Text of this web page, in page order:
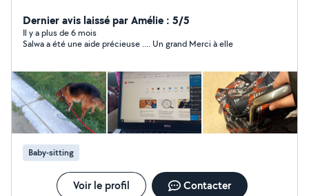
repassage ou même garder les enfants, je suis là pour
vous aider.
Dernier avis laissé par Amélie : 5/5
Il y a plus de 6 mois
Salwa a été une aide précieuse .... Un grand Merci à elle
Baby-sitting
Voir le profil Contacter